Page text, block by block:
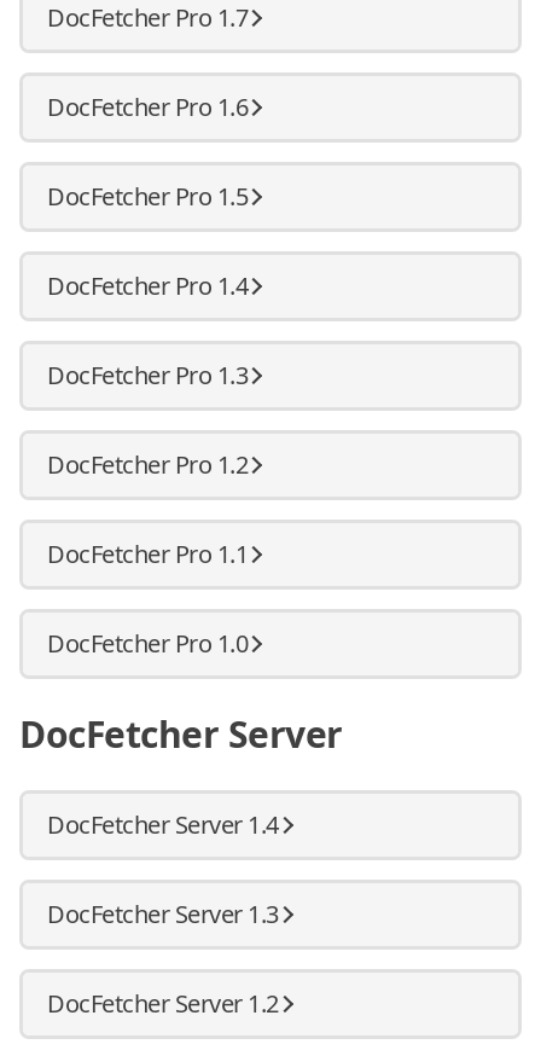
DocFetcher Pro 1.7
DocFetcher Pro 1.6
DocFetcher Pro 1.5
DocFetcher Pro 1.4
DocFetcher Pro 1.3
DocFetcher Pro 1.2
DocFetcher Pro 1.1
DocFetcher Pro 1.0
DocFetcher Server
DocFetcher Server 1.4
DocFetcher Server 1.3
DocFetcher Server 1.2